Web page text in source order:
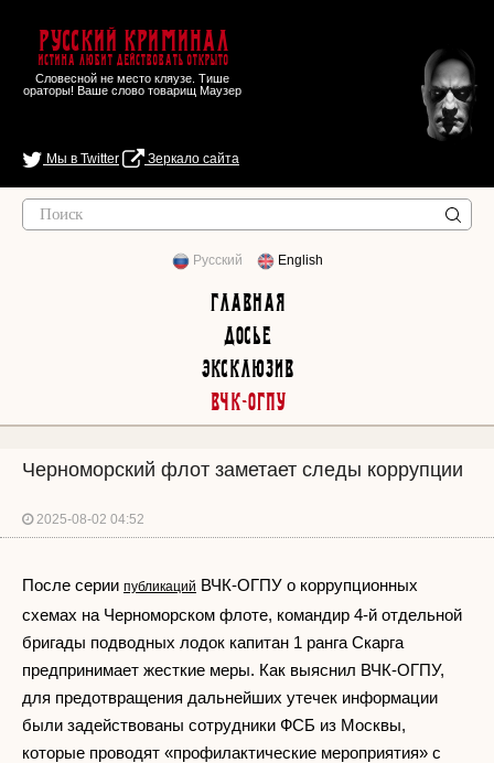
Русский Криминал
Истина любит действовать открыто
Словесной не место кляузе. Тише
ораторы! Ваше слово товарищ Маузер
Мы в Twitter Зеркало сайта
Русский English
Главная
Досье
Эксклюзив
ВЧК-ОГПУ
Черноморский флот заметает следы коррупции
2025-08-02 04:52
После серии публикаций ВЧК-ОГПУ о коррупционных
схемах на Черноморском флоте, командир 4-й отдельной
бригады подводных лодок капитан 1 ранга Скарга
предпринимает жесткие меры. Как выяснил ВЧК-ОГПУ,
для предотвращения дальнейших утечек информации
были задействованы сотрудники ФСБ из Москвы,
которые проводят «профилактические мероприятия» с